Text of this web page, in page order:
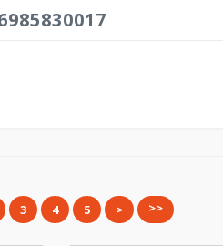
3 4 5 > >>